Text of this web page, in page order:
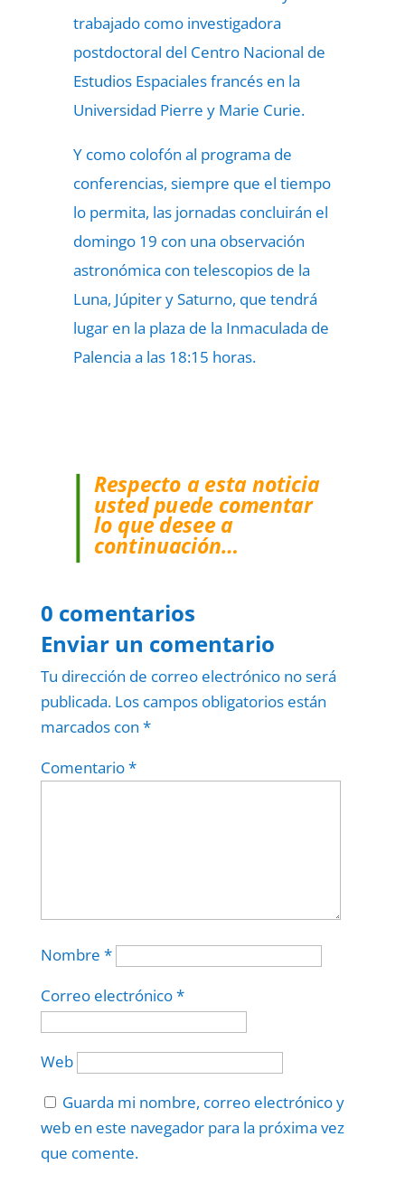
trabajado como investigadora
postdoctoral del Centro Nacional de
Estudios Espaciales francés en la
Universidad Pierre y Marie Curie.
Y como colofón al programa de
conferencias, siempre que el tiempo
lo permita, las jornadas concluirán el
domingo 19 con una observación
astronómica con telescopios de la
Luna, Júpiter y Saturno, que tendrá
lugar en la plaza de la Inmaculada de
Palencia a las 18:15 horas.
Respecto a esta noticia
usted puede comentar
lo que desee a
continuación…
0 comentarios
Enviar un comentario
Tu dirección de correo electrónico no será
publicada. Los campos obligatorios están
marcados con *
Comentario*
Nombre *
Correo electrónico*
Web
Guarda mi nombre, correo electrónico y
web en este navegador para la próxima vez
que comente.